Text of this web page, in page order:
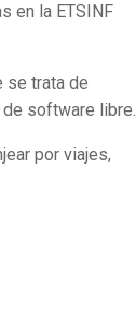
en la ETSINF
se trata de
de software libre.
por viajes,